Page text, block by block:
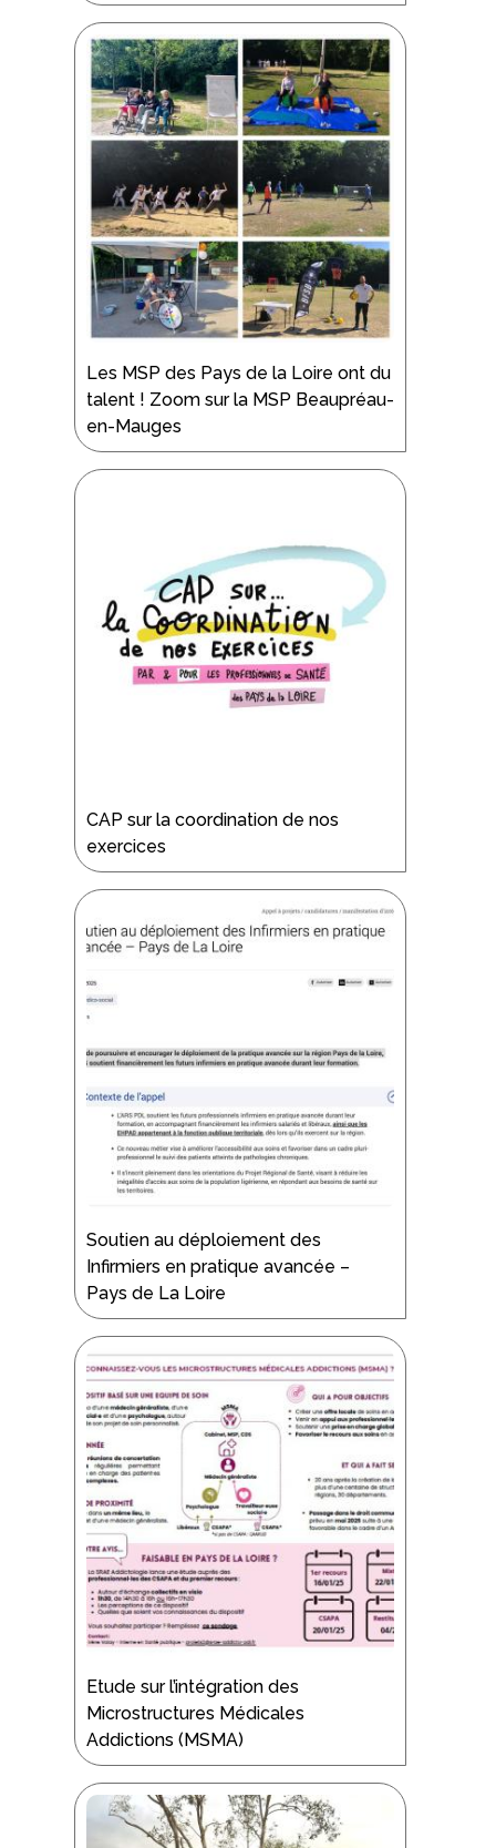
Les MSP des Pays de la Loire ont du
talent ! Zoom sur la MSP Beaupréau-
en-Mauges
CAP sur la coordination de nos
exercices
Soutien au déploiement des
Infirmiers en pratique avancée –
Pays de La Loire
Etude sur l’intégration des
Microstructures Médicales
Addictions (MSMA)